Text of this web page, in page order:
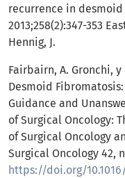
recurrence in desmoid
2013;258(2):347-353
Hennig, J.
Fairbairn, A. Gronchi,
Desmoid
Guidance and
of Surgical Oncology:
of Surgical Oncology
Surgical Oncology 42,
https://doi.org/